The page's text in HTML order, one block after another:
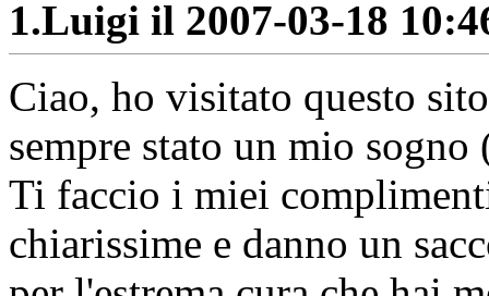
1.Luigi il 2007-03-18
Ciao, ho visitato questo
sempre stato un mio
Ti faccio i miei
chiarissime e danno un